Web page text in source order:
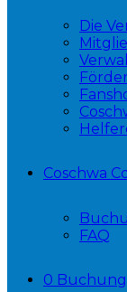
Die
Coschwa
FAQ
0